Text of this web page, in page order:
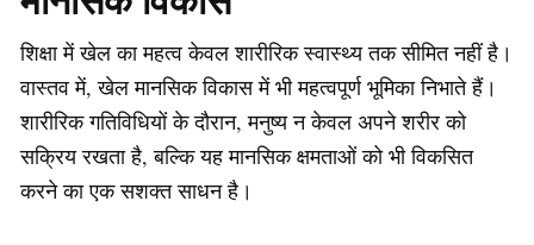
शिक्षा में खेल का महत्व केवल शारीरिक स्वास्थ्य तक सीमित नहीं है।
वास्तव में, खेल मानसिक विकास में भी महत्वपूर्ण भूमिका निभाते हैं।
शारीरिक गतिविधियों के दौरान, मनुष्य न केवल अपने शरीर को
सक्रिय रखता है, बल्कि यह मानसिक क्षमताओं को भी विकसित
करने का एक सशक्त साधन है।